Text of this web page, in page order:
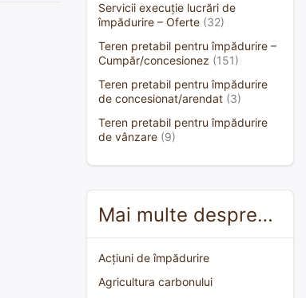
Servicii execuție lucrări de
împădurire – Oferte (32)
Teren pretabil pentru împădurire –
Cumpăr/concesionez (151)
Teren pretabil pentru împădurire
de concesionat/arendat (3)
Teren pretabil pentru împădurire
de vânzare (9)
Mai multe despre…
Acțiuni de împădurire
Agricultura carbonului